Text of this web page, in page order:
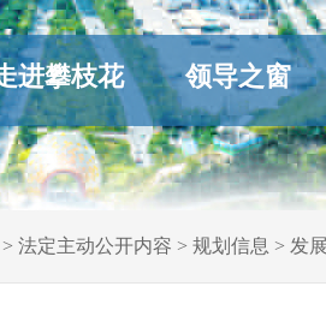
进攀枝花 领导之窗
> 法定主动公开内容 > 规划信息 > 发